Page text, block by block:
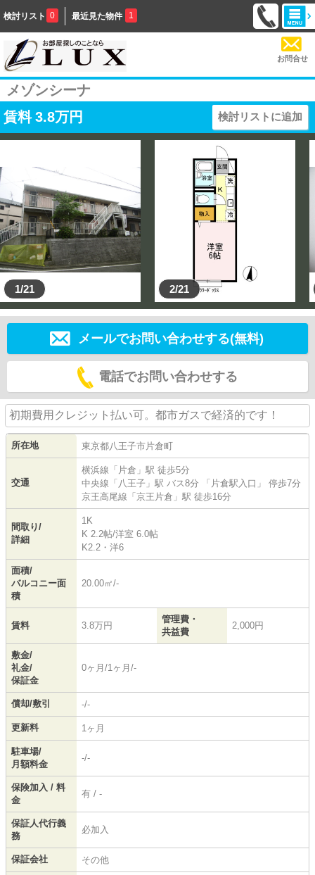
検討リスト 0 最近見た物件 1
お問合せ
メゾンシーナ
賃料 3.8万円 検討リストに追加
1/21 2/21
メールでお問い合わせする(無料)
電話でお問い合わせする
初期費用クレジット払い可。都市ガスで経済的です！
所在地 東京都八王子市片倉町
交通
横浜線 「 片倉 」駅 徒歩5分
中央線 「 八王子 」駅 バス8分 「片倉駅入口」 停歩7分
京王高尾線 「京王片倉 」駅 徒歩16分
間取り/
詳細
1K
K 2.2帖/洋室 6.0帖
K2.2・洋6
面積/
バルコニー面
積
20.00㎡/-
賃料 3.8万円
管理費・
共益費
2,000円
敷金/
礼金/
保証金
0ヶ月/1ヶ月/-
償却/敷引 -/-
更新料 1ヶ月
駐車場/
月額料金
-/-
保険加入 / 料
金
有 / -
保証人代行義
務
必加入
保証会社 その他